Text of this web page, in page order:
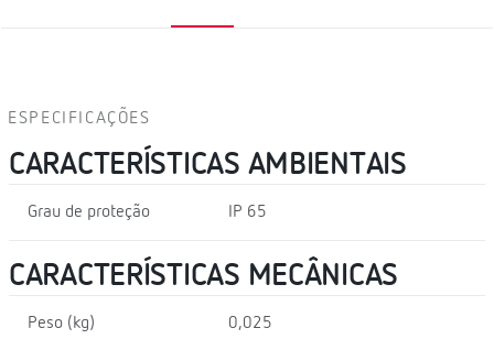
ESPECIFICAÇÕES
CARACTERÍSTICAS AMBIENTAIS
Grau de proteção IP 65
CARACTERÍSTICAS MECÂNICAS
Peso (kg) 0,025